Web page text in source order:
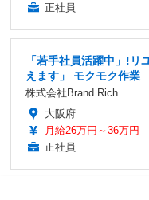
正社員
「若手社員活躍中」!
えます」 モクモク作業
株式会社Brand Rich
大阪府
月給26万円～36万円
正社員